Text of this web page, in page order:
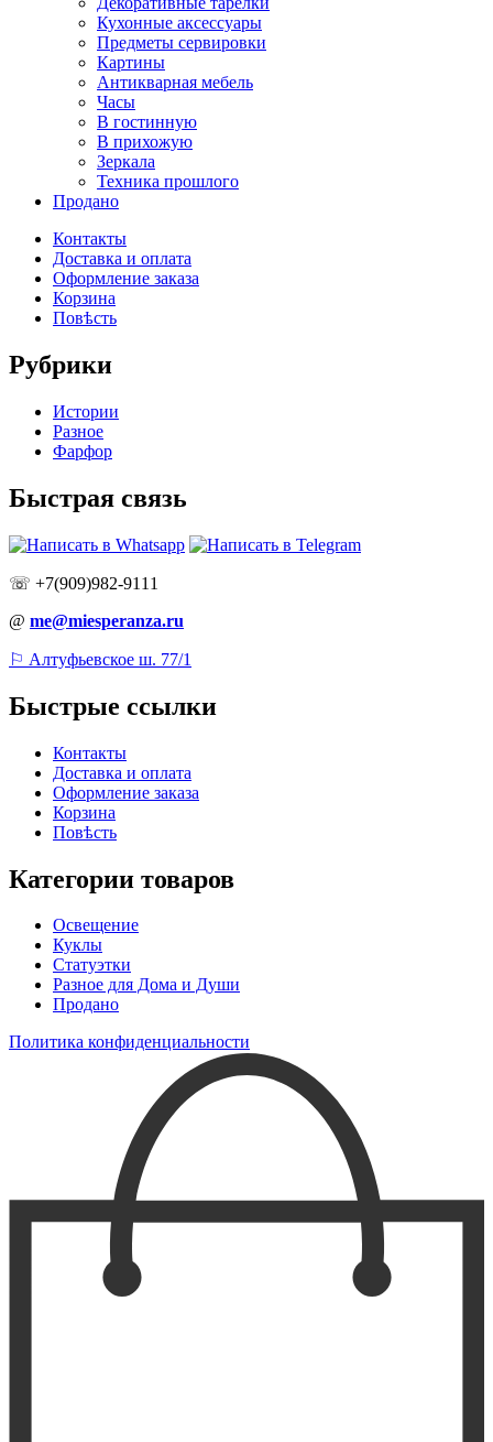
Кухонные аксессуары
Предметы сервировки
Картины
Антикварная мебель
Часы
В гостинную
В прихожую
Зеркала
Техника прошлого
Продано
Контакты
Доставка и оплата
Оформление заказа
Корзина
Повѣсть
Рубрики
Истории
Разное
Фарфор
Быстрая связь
☏ +7(909)982-9111
@ me@miesperanza.ru
⚐ Алтуфьевское ш. 77/1
Быстрые ссылки
Контакты
Доставка и оплата
Оформление заказа
Корзина
Повѣсть
Категории товаров
Освещение
Куклы
Статуэтки
Разное для Дома и Души
Продано
Политика конфиденциальности